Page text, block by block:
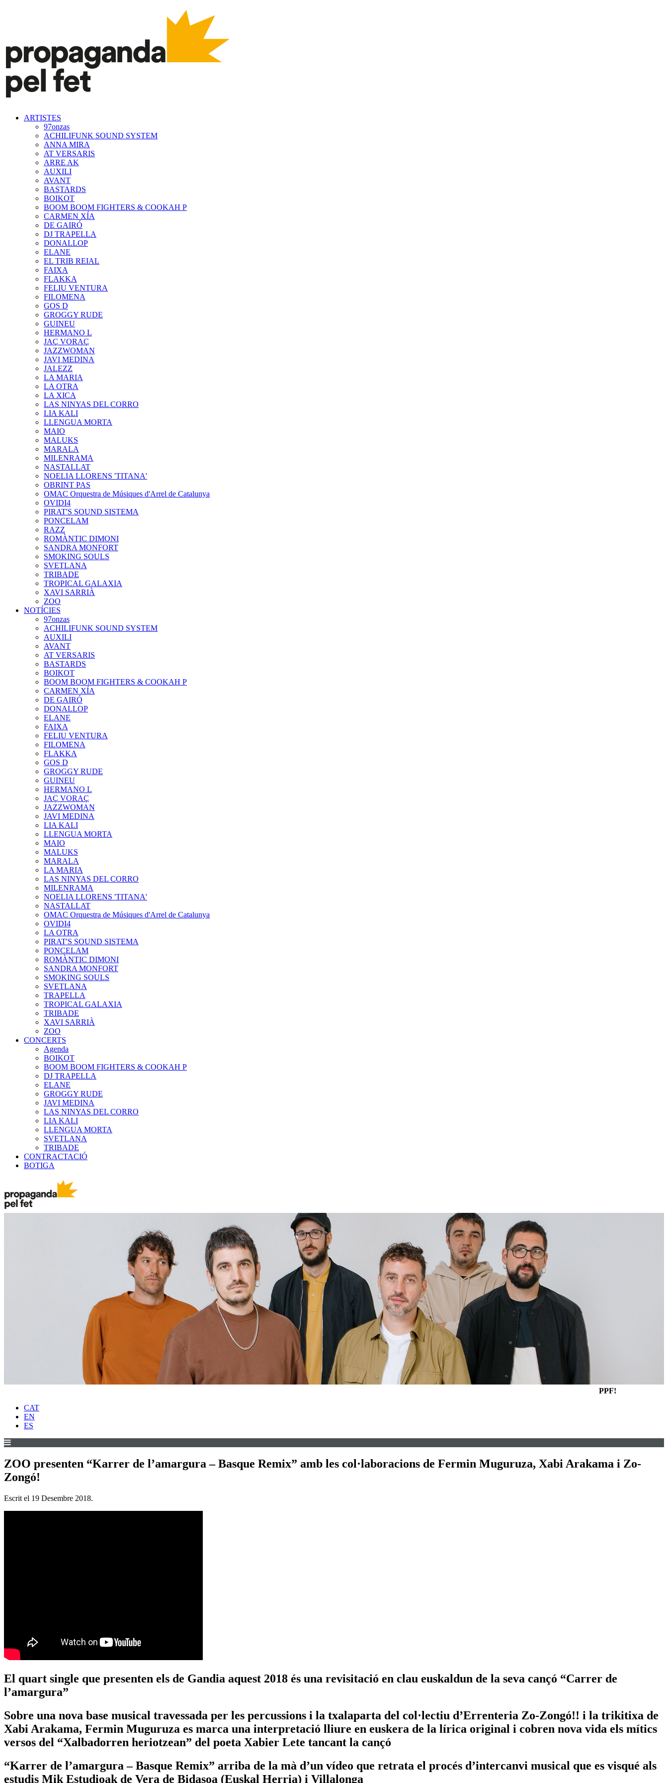
ARTISTES
97onzas
ACHILIFUNK SOUND SYSTEM
ANNA MIRA
AT VERSARIS
ARRE AK
AUXILI
AVANT
BASTARDS
BOIKOT
BOOM BOOM FIGHTERS & COOKAH P
CARMEN XÍA
DE GAIRÓ
DJ TRAPELLA
DONALLOP
ELANE
EL TRIB REIAL
FAIXA
FLAKKA
FELIU VENTURA
FILOMENA
GOS D
GROGGY RUDE
GUINEU
HERMANO L
JAÇ VORAÇ
JAZZWOMAN
JAVI MEDINA
JALEZZ
LA MARIA
LA OTRA
LA XICA
LAS NINYAS DEL CORRO
LIA KALI
LLENGUA MORTA
MAIO
MALUKS
MARALA
MILENRAMA
NASTALLAT
NOELIA LLORENS 'TITANA'
OBRINT PAS
OMAC Orquestra de Músiques d'Arrel de Catalunya
OVIDI4
PIRAT'S SOUND SISTEMA
PONCELAM
RAZZ
ROMÀNTIC DIMONI
SANDRA MONFORT
SMOKING SOULS
SVETLANA
TRIBADE
TROPICAL GALAXIA
XAVI SARRIÀ
ZOO
NOTÍCIES
97onzas
ACHILIFUNK SOUND SYSTEM
AUXILI
AVANT
AT VERSARIS
BASTARDS
BOIKOT
BOOM BOOM FIGHTERS & COOKAH P
CARMEN XÍA
DE GAIRÓ
DONALLOP
ELANE
FAIXA
FELIU VENTURA
FILOMENA
FLAKKA
GOS D
GROGGY RUDE
GUINEU
HERMANO L
JAÇ VORAÇ
JAZZWOMAN
JAVI MEDINA
LIA KALI
LLENGUA MORTA
MAIO
MALUKS
MARALA
LA MARIA
LAS NINYAS DEL CORRO
MILENRAMA
NOELIA LLORENS 'TITANA'
NASTALLAT
OMAC Orquestra de Músiques d'Arrel de Catalunya
OVIDI4
LA OTRA
PIRAT'S SOUND SISTEMA
PONCELAM
ROMÀNTIC DIMONI
SANDRA MONFORT
SMOKING SOULS
SVETLANA
TRAPELLA
TROPICAL GALAXIA
TRIBADE
XAVI SARRIÀ
ZOO
CONCERTS
Agenda
BOIKOT
BOOM BOOM FIGHTERS & COOKAH P
DJ TRAPELLA
ELANE
GROGGY RUDE
JAVI MEDINA
LAS NINYAS DEL CORRO
LIA KALI
LLENGUA MORTA
SVETLANA
TRIBADE
CONTRACTACIÓ
BOTIGA
PPF!
CAT
EN
ES
ZOO presenten “Karrer de l’amargura – Basque Remix” amb les col·laboracions de Fermin Muguruza, Xabi Arakama i Zo-
Zongó!
Escrit el 19 Desembre 2018.
El quart single que presenten els de Gandia aquest 2018 és una revisitació en clau euskaldun de la seva cançó “Carrer de
l’amargura”
Sobre una nova base musical travessada per les percussions i la txalaparta del col·lectiu d’Errenteria Zo-Zongó!! i la trikitixa de
Xabi Arakama, Fermin Muguruza es marca una interpretació lliure en euskera de la lírica original i cobren nova vida els mítics
versos del “Xalbadorren heriotzean” del poeta Xabier Lete tancant la cançó
“Karrer de l’amargura – Basque Remix” arriba de la mà d’un vídeo que retrata el procés d’intercanvi musical que es visqué als
estudis Mik Estudioak de Vera de Bidasoa (Euskal Herria) i Villalonga